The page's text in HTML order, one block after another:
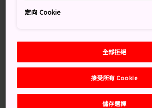
交通方式
從上野站前往國立西洋美術館。
乘坐 JR 山手線抵達上野站後，從公園
可到達博物館。
定向 Cookie
全部拒絕
接受所有 Cookie
儲存選擇